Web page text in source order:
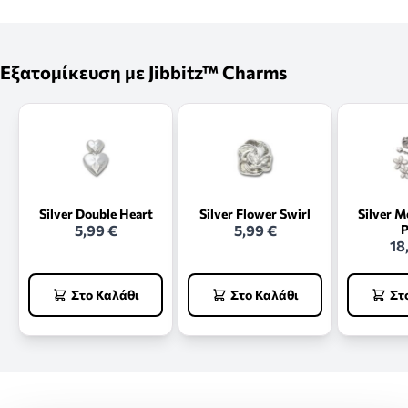
Εξατομίκευση με Jibbitz™ Charms
Silver Double Heart
5,99 €
Στο Καλάθι
Silver Flower Swirl
5,99 €
Στο Καλάθι
Silver